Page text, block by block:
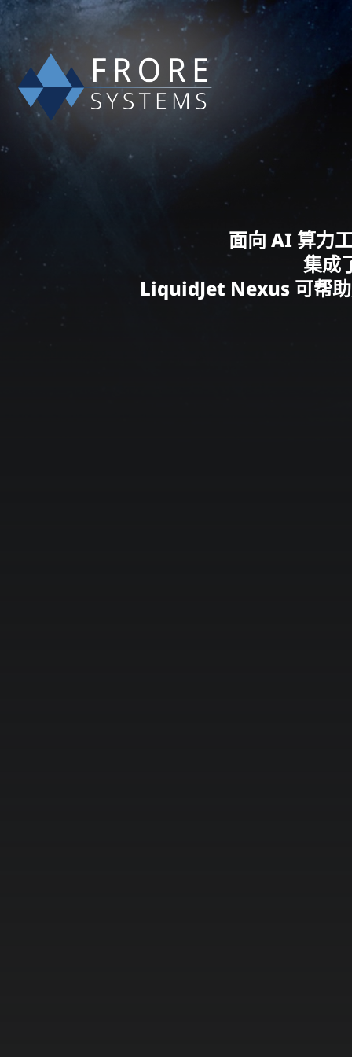
面向 AI 算力
集成
LiquidJet Nexus 可帮助